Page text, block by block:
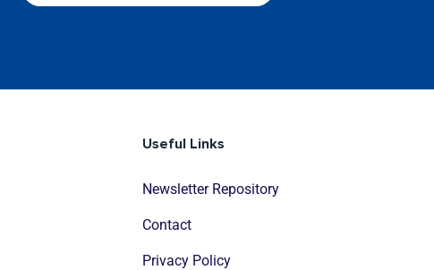
Useful Links
Newsletter Repository
Contact
Privacy Policy